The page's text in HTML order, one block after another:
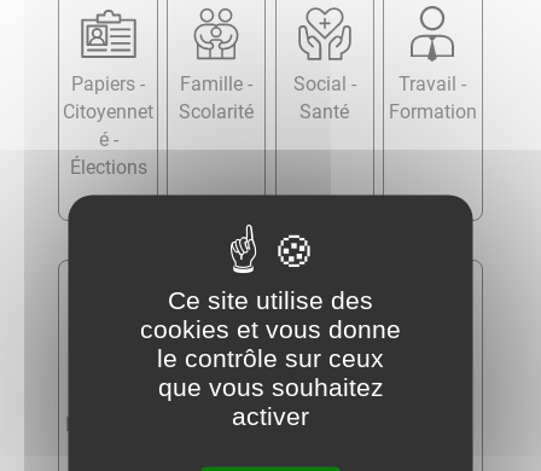
Papiers -
Citoyennet
é -
Élections
Famille -
Scolarité
Social -
Santé
Travail -
Formation
Logement
Transports
Argent -
Ce site utilise des
cookies et vous donne
le contrôle sur ceux
que vous souhaitez
activer